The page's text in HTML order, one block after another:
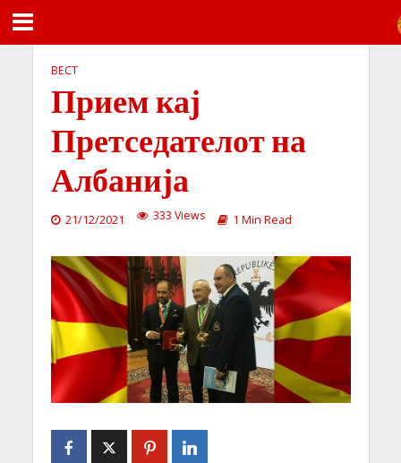
ВЕСТ
Прием кај
Претседателот на
Албанија
21/12/2021 333 Views 1 Min Read